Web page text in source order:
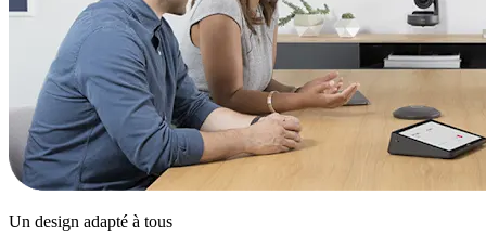
Un design adapté à tous